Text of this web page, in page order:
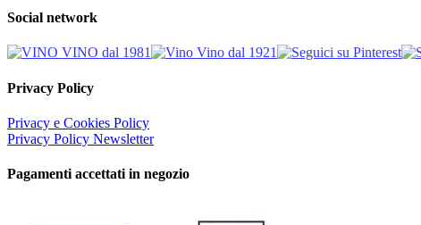
Social network
Privacy Policy
Privacy e Cookies Policy
Privacy Policy Newsletter
Pagamenti accettati in negozio